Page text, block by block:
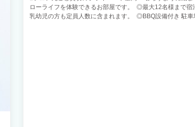
ローライフを体験できるお部屋です。 ◎最大12名様まで宿
乳幼児の方も定員人数に含まれます。 ◎BBQ設備付き 駐車